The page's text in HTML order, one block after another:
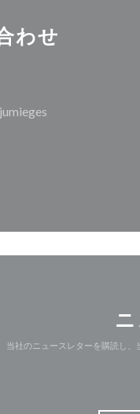
わせ
((新しいウィンドウ
当社のニュースレターを購読し